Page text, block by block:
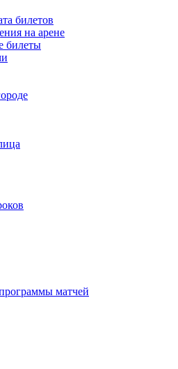
билетов
на арене
билеты
матчей